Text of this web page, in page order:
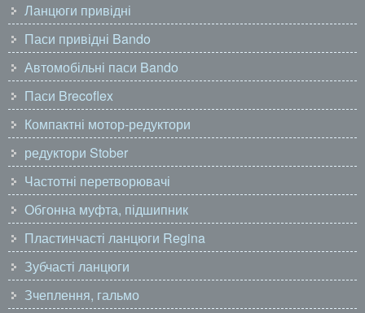
Ланцюги привідні
Паси привідні Bando
Автомобільні паси Bando
Паси Brecoflex
Компактні мотор-редуктори
редуктори Stober
Частотні перетворювачі
Обгонна муфта, підшипник
Пластинчасті ланцюги Regina
Зубчасті ланцюги
Зчеплення, гальмо